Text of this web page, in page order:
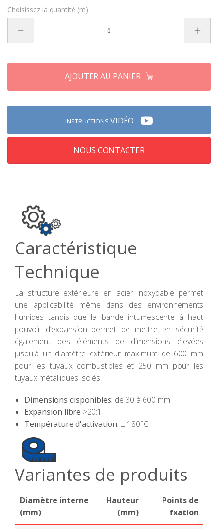
Choisissez la quantité (m)
INSTRUCTIONS VIDÉO
NOUS CONTACTER
AJOUTER AU PANIER
Caractéristique
Technique
La structure extérieure en acier inoxydable permet
une applicabilité même dans des environnements
humides tandis que la bande intumescente à haut
pouvoir d’expansion permet de mettre en sécurité
également des éléments de dimensions élevées
jusqu'à un diamètre extérieur maximum de 600 mm
pour les tuyaux combustibles et 250 mm pour les
tuyaux métalliques isolés
Dimensions disponibles: de 30 à 600 mm
Expansion libre >20:1
Température d'activation: ± 180°C
Variantes de produits
Diamètre interne
(mm)
Hauteur
(mm)
Points de
fxation